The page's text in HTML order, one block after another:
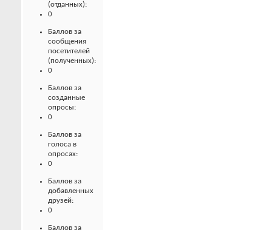
(отданных):
0
Баллов за
сообщения
посетителей
(полученных):
0
Баллов за
созданные
опросы:
0
Баллов за
голоса в
опросах:
0
Баллов за
добавленных
друзей:
0
Баллов за